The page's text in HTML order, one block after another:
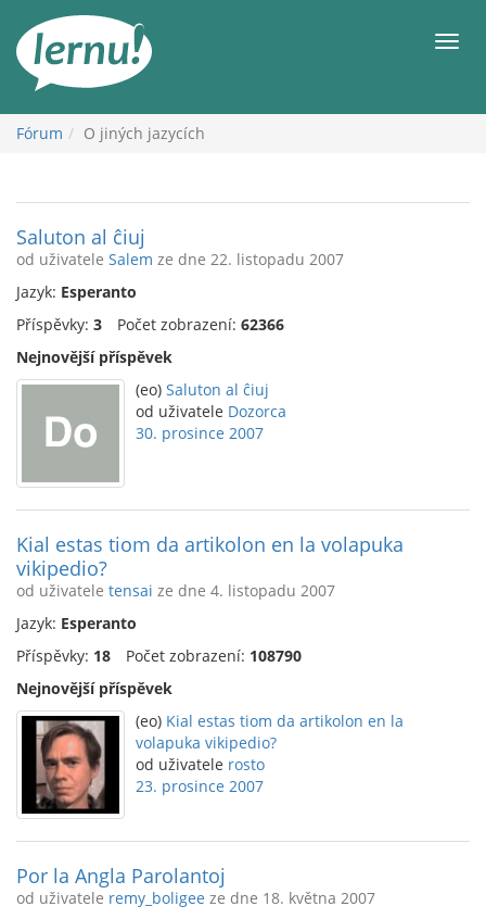
obsahu
Fórum O jiných jazycích
Saluton al ĉiuj
od uživatele Salem ze dne 22. listopadu 2007
Jazyk: Esperanto
Příspěvky: 3 Počet zobrazení: 62366
Nejnovější příspěvek
(eo) Saluton al ĉiuj
od uživatele Dozorca
30. prosince 2007
Kial estas tiom da artikolon en la volapuka
vikipedio?
od uživatele tensai ze dne 4. listopadu 2007
Jazyk: Esperanto
Příspěvky: 18 Počet zobrazení: 108790
Nejnovější příspěvek
(eo) Kial estas tiom da artikolon en la
volapuka vikipedio?
od uživatele rosto
23. prosince 2007
Por la Angla Parolantoj
od uživatele remy_boligee ze dne 18. května 2007